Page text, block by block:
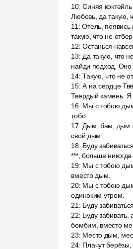
10:Синяя
Любовь, да такую,
11 :Отель, появись
такую, что не
12:Останься
13: Да такую, что
найди подход. Оно
14:Такую, что не
15:А на сердце
Твёрдый камень. Я
16: Мы с тобою
тобо.
17: Дым, бам, дым
свой дым.
18: Буду
***, больше
19: Мы с тобою
вместо дым.
20: Мы с тобою дым
одиноким утром.
21 : Буду
22: Буду
бомбим, вместо
23: Место дым,
24: Плачут